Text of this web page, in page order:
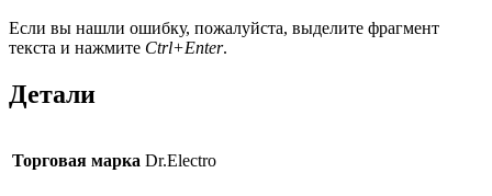
Если вы нашли ошибку, пожалуйста, выделите фрагмент
текста и нажмите Ctrl+Enter.
Детали
Торговая марка Dr.Electro